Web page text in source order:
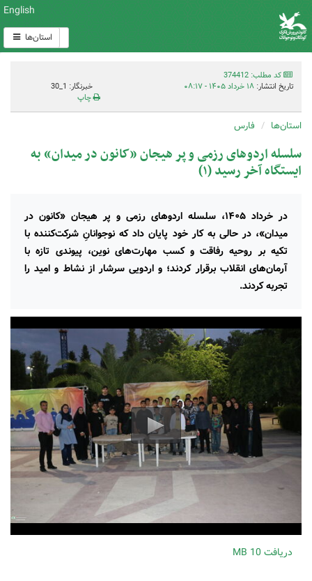
English
استان‌ها
کد مطلب: 374412
تاریخ انتشار: ۱۸ خرداد ۱۴۰۵ - ۰۸:۱۷
خبرنگار: 1_30
چاپ
استان‌ها فارس
سلسله اردوهای رزمی و پر هیجان «کانون در میدان» به
ایستگاه آخر رسید (۱)
در خرداد ۱۴۰۵، سلسله اردوهای رزمی و پر هیجان «کانون در
میدان»، در حالی به کار خود پایان داد که نوجوانانِ شرکت‌کننده با
تکیه بر روحیه رفاقت و کسب مهارت‌های نوین، پیوندی تازه با
آرمان‌های انقلاب برقرار کردند؛ و اردویی سرشار از نشاط و امید را
تجربه کردند.
دریافت 10 MB